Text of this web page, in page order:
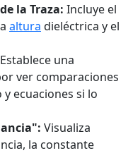
la Traza: Incluye el
altura dieléctrica y el
Establece una
ver comparaciones
ecuaciones si lo
Visualiza
la constante